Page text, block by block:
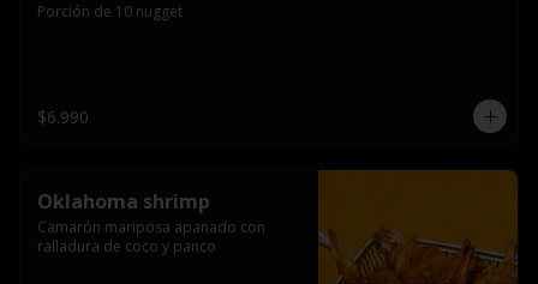
Porción de 10 nugget
$6.990
Oklahoma shrimp
Camarón mariposa apanado con
ralladura de coco y panco